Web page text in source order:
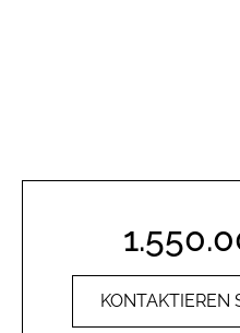
KONTAKTIEREN